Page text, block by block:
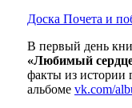
Доска Почета и
В первый день
«Любимый
факты из истории
альбоме vk.com/